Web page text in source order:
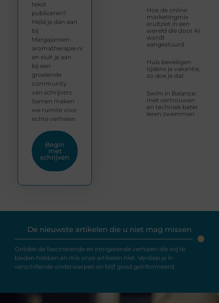
Hoe de online
marketingmix
eruitziet in een
wereld die door AI
wordt
aangestuurd
Huis beveiligen
tijdens je vakantie,
zo doe je dat
Swim in Balance:
met vertrouwen
en techniek beter
leren zwemmen
tekst
publiceren?
Meld je dan aan
bij
Margajansen-
aromatherapie.nl
en sluit je aan
bij een
groeiende
community
van schrijvers.
Samen maken
we ruimte voor
echte verhalen.
Begin
met
schrijven
De nieuwste artikelen die u niet mag missen
Ontdek de fascinerende en intrigerende verhalen die wij te
bieden hebben en mis onze artikelen niet. Verdiep je in
verschillende onderwerpen en blijf goed geïnformeerd.